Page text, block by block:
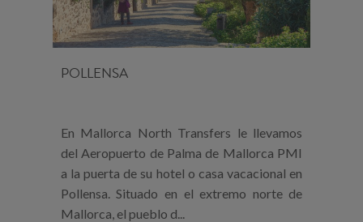
POLLENSA
En Mallorca North Transfers le llevamos
del Aeropuerto de Palma de Mallorca PMI
a la puerta de su hotel o casa vacacional en
Pollensa. Situado en el extremo norte de
Mallorca, el pueblo d...